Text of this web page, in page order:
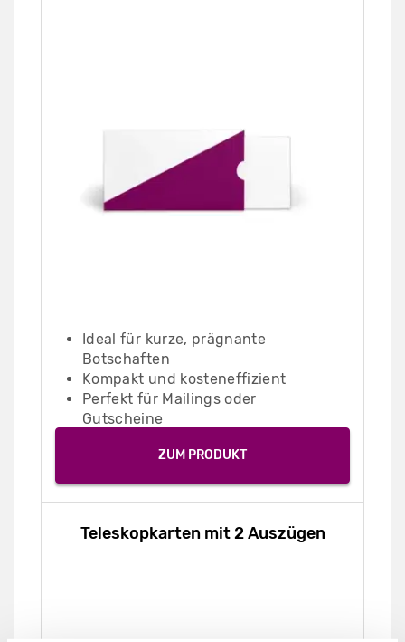
Ideal für kurze, prägnante
Botschaften
Kompakt und kosteneffizient
Perfekt für Mailings oder
Gutscheine
ZUM PRODUKT
Teleskopkarten mit 2 Auszügen